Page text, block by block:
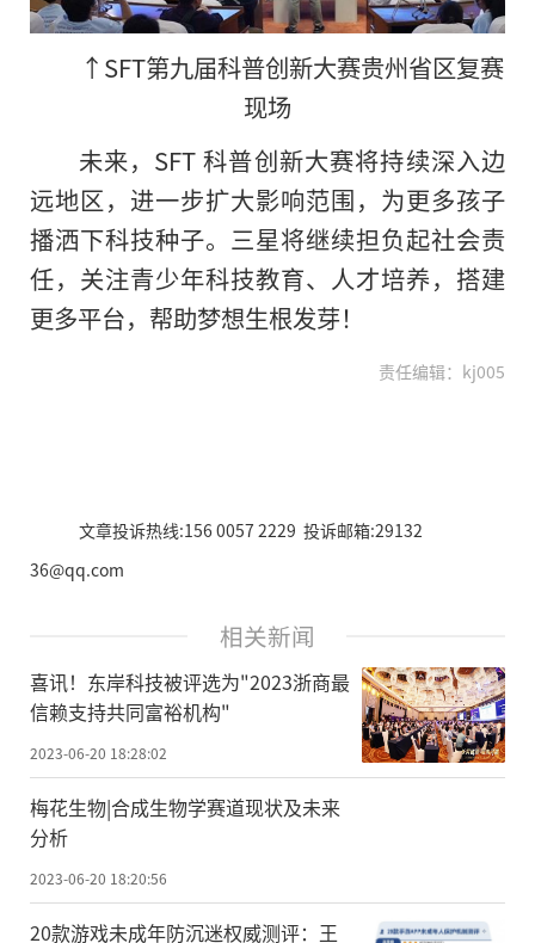
↑SFT第九届科普创新大赛贵州省区复赛
现场
未来，SFT 科普创新大赛将持续深入边
远地区，进一步扩大影响范围，为更多孩子
播洒下科技种子。三星将继续担负起社会责
任，关注青少年科技教育、人才培养，搭建
更多平台，帮助梦想生根发芽！
责任编辑：kj005
文章投诉热线:156 0057 2229 投诉邮箱:29132
36@qq.com
相关新闻
喜讯！东岸科技被评选为"2023浙商最
信赖支持共同富裕机构"
2023-06-20 18:28:02
梅花生物|合成生物学赛道现状及未来
分析
2023-06-20 18:20:56
20款游戏未成年防沉迷权威测评：王